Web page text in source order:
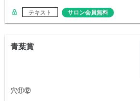
テキスト サロン会員無料
青葉賞
穴⑪⑫